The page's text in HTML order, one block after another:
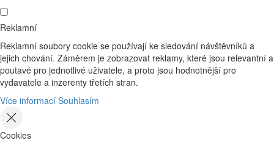
Reklamní
Reklamní soubory cookie se používají ke sledování návštěvníků a
jejich chování. Záměrem je zobrazovat reklamy, které jsou relevantní a
poutavé pro jednotlivé uživatele, a proto jsou hodnotnější pro
vydavatele a inzerenty třetích stran.
Více informací Souhlasím
Cookies